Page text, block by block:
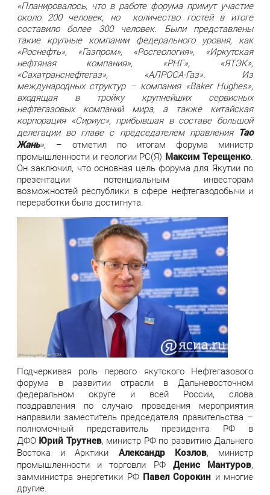
«Планировалось, что в работе форума примут участие
около 200 человек, но количество гостей в итоге
составило более 300 человек. Были представлены
такие крупные компании федерального уровня, как
«Роснефть», «Газпром», «Росгеология», «Иркутская
нефтяная компания», «РНГ», «ЯТЭК»,
«Сахатранснефтегаз», «АЛРОСА-Газ». Из
международных структур – компания «Baker Hughes»,
входящая в тройку крупнейших сервисных
нефтегазовых компаний мира, а также китайская
корпорация «Сириус», прибывшая в составе большой
делегации во главе с председателем правления Тао
Жань», – отметил по итогам форума министр
промышленности и геологии РС(Я) Максим Терещенко.
Он заключил, что основная цель форума для Якутии по
презентации потенциальным инвесторам
возможностей республики в сфере нефтегазодобычи и
переработки была достигнута.
Подчеркивая роль первого якутского Нефтегазового
форума в развитии отрасли в Дальневосточном
федеральном округе и всей России, слова
поздравления по случаю проведения мероприятия
направили заместитель председателя правительства –
полномочный представитель президента РФ в
ДФО Юрий Трутнев, министр РФ по развитию Дальнего
Востока и Арктики Александр Козлов, министр
промышленности и торговли РФ Денис Мантуров,
замминистра энергетики РФ Павел Сорокин и многие
другие.